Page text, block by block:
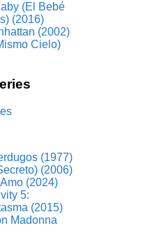
(El Bebé
(2016)
(2002)
Cielo)
(1977)
(2006)
(2024)
5:
(2015)
Madonna